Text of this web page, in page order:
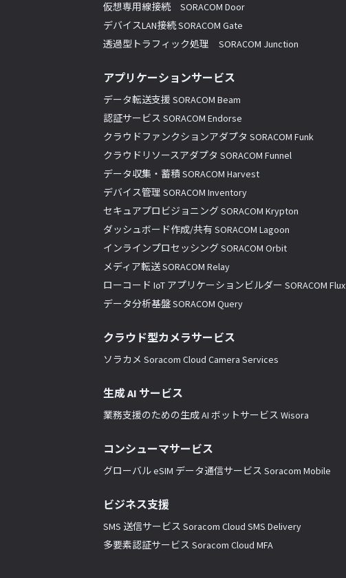
仮想専用線接続 SORACOM Door
デバイスLAN接続 SORACOM Gate
透過型トラフィック処理 SORACOM Junction
アプリケーションサービス
データ転送支援 SORACOM Beam
認証サービス SORACOM Endorse
クラウドファンクションアダプタ SORACOM Funk
クラウドリソースアダプタ SORACOM Funnel
データ収集・蓄積 SORACOM Harvest
デバイス管理 SORACOM Inventory
セキュアプロビジョニング SORACOM Krypton
ダッシュボード作成/共有 SORACOM Lagoon
インラインプロセッシング SORACOM Orbit
メディア転送 SORACOM Relay
ローコード IoT アプリケーションビルダー SORACOM Flux
データ分析基盤 SORACOM Query
クラウド型カメラサービス
ソラカメ Soracom Cloud Camera Services
生成 AI サービス
業務支援のための生成 AI ボットサービス Wisora
コンシューマサービス
グローバル eSIM データ通信サービス Soracom Mobile
ビジネス支援
SMS 送信サービス Soracom Cloud SMS Delivery
多要素認証サービス Soracom Cloud MFA